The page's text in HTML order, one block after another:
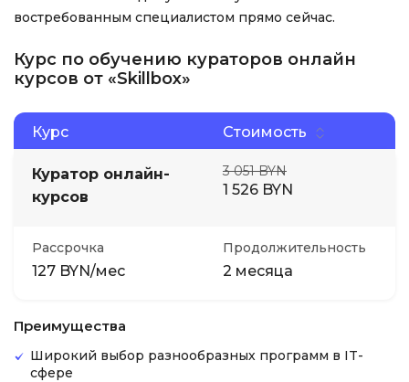
востребованным специалистом прямо сейчас.
Курс по обучению кураторов онлайн
курсов от «Skillbox»
Курс Стоимость
Куратор онлайн-
курсов
3 051 BYN
1 526 BYN
Рассрочка
127 BYN/мес
Продолжительность
2 месяца
Преимущества
Широкий выбор разнообразных программ в IT-
сфере